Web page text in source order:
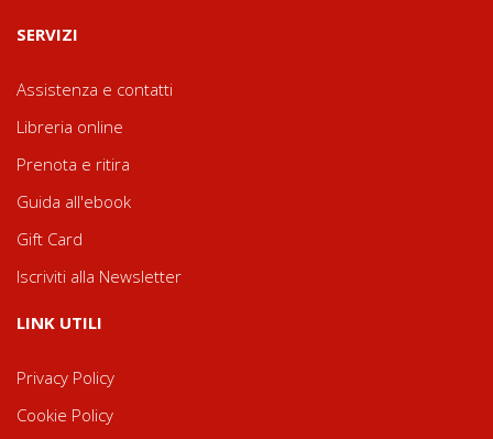
SERVIZI
Assistenza e contatti
Libreria online
Prenota e ritira
Guida all'ebook
Gift Card
Iscriviti alla Newsletter
LINK UTILI
Privacy Policy
Cookie Policy